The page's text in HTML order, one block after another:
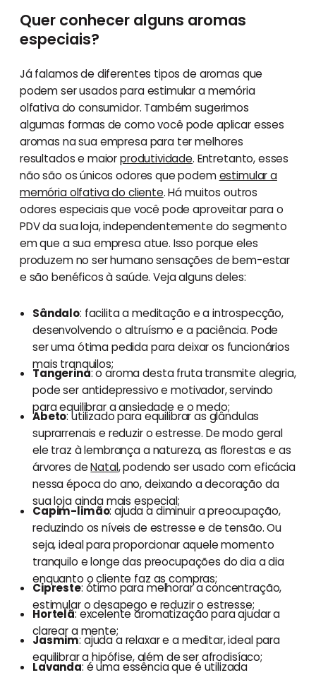
Quer conhecer alguns aromas
especiais?
Já falamos de diferentes tipos de aromas que
podem ser usados para estimular a memória
olfativa do consumidor. Também sugerimos
algumas formas de como você pode aplicar esses
aromas na sua empresa para ter melhores
resultados e maiorprodutividade. Entretanto, esses
não são os únicos odores que podemestimular a
memória olfativa do cliente. Há muitos outros
odores especiais que você pode aproveitar para o
PDV da sua loja, independentemente do segmento
em que a sua empresa atue. Isso porque eles
produzem no ser humano sensações de bem-estar
e são benéficos à saúde. Veja alguns deles:
Sândalo: facilita a meditação e a introspecção,
desenvolvendo o altruísmo e a paciência. Pode
ser uma ótima pedida para deixar os funcionários
mais tranquilos;
Tangerina: o aroma desta fruta transmite alegria,
pode ser antidepressivo e motivador, servindo
para equilibrar a ansiedade e o medo;
Abeto: utilizado para equilibrar as glândulas
suprarrenais e reduzir o estresse. De modo geral
ele traz à lembrança a natureza, as florestas e as
árvores deNatal, podendo ser usado com eficácia
nessa época do ano, deixando a decoração da
sua loja ainda mais especial;
Capim-limão: ajuda a diminuir a preocupação,
reduzindo os níveis de estresse e de tensão. Ou
seja, ideal para proporcionar aquele momento
tranquilo e longe das preocupações do dia a dia
enquanto o cliente faz as compras;
Cipreste: ótimo para melhorar a concentração,
estimular o desapego e reduzir o estresse;
Hortelã: excelente aromatização para ajudar a
clarear a mente;
Jasmim: ajuda a relaxar e a meditar, ideal para
equilibrar a hipófise, além de ser afrodisíaco;
Lavanda: é uma essência que é utilizada